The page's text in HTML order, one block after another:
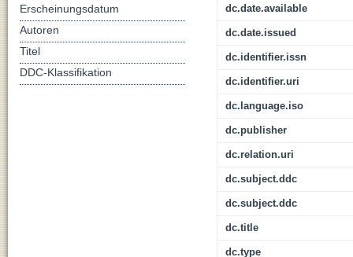
dc.date.available
dc.date.issued
dc.identifier.issn
dc.identifier.uri
dc.language.iso
dc.publisher
dc.relation.uri
dc.subject.ddc
dc.subject.ddc
dc.title
dc.type
Erscheinungsdatum
Autoren
Titel
DDC-Klassifikation